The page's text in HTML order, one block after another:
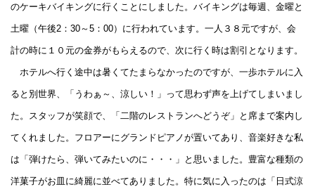
のケーキバイキングに行くことにしました。バイキングは毎週、金曜と
土曜（午後2 ： 30～5 ： 00）に行われています。一人３８元ですが、会
計の時に１０元の金券がもらえるので、次に行く時は割引となります。
ホテルへ行く途中は暑くてたまらなかったのですが、一歩ホテルに入
ると別世界、「うわぁ～、涼しい！」って思わず声を上げてしまいまし
た。スタッフが笑顔で、「二階のレストランへどうぞ」と席まで案内し
てくれました。フロアーにグランドピアノが置いてあり、音楽好きな私
は「弾けたら、弾いてみたいのに・・・」と思いました。豊富な種類の
洋菓子がお皿に綺麗に並べてありました。特に気に入ったのは「日式涼